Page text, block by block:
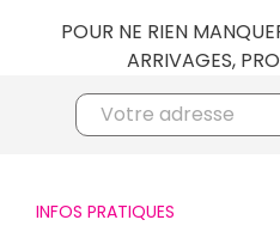
POUR NE RIEN
ARRIVAGES,
INFOS PRATIQUES